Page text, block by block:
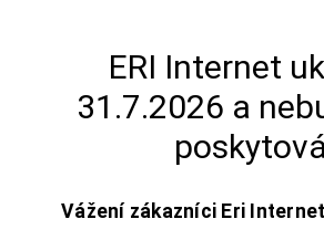
ERI Internet
31.7.2026 a
Vážení zákazníci Eri Internet